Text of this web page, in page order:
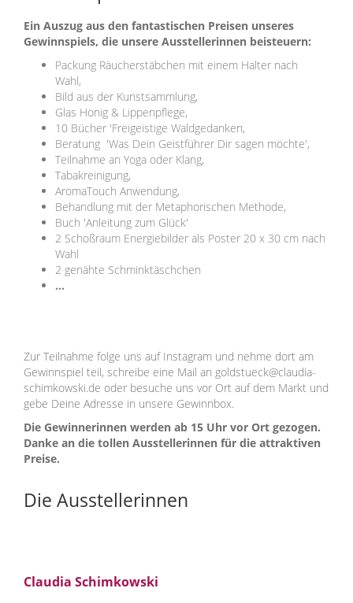
Ein Auszug aus den fantastischen Preisen unseres
Gewinnspiels, die unsere Ausstellerinnen beisteuern:
Packung Räucherstäbchen mit einem Halter nach
Wahl,
Bild aus der Kunstsammlung,
Glas Honig & Lippenpflege,
10 Bücher 'Freigeistige Waldgedanken,
Beratung 'Was Dein Geistführer Dir sagen möchte',
Teilnahme an Yoga oder Klang,
Tabakreinigung,
AromaTouch Anwendung,
Behandlung mit der Metaphorischen Methode,
Buch 'Anleitung zum Glück'
2 Schoßraum Energiebilder als Poster 20 x 30 cm nach
Wahl
2 genähte Schminktäschchen
...
Zur Teilnahme folge uns auf Instagram und nehme dort am
Gewinnspiel teil, schreibe eine Mail an goldstueck@claudia-
schimkowski.de oder besuche uns vor Ort auf dem Markt und
gebe Deine Adresse in unsere Gewinnbox.
Die Gewinnerinnen werden ab 15 Uhr vor Ort gezogen.
Danke an die tollen Ausstellerinnen für die attraktiven
Preise.
Die Ausstellerinnen
Claudia Schimkowski